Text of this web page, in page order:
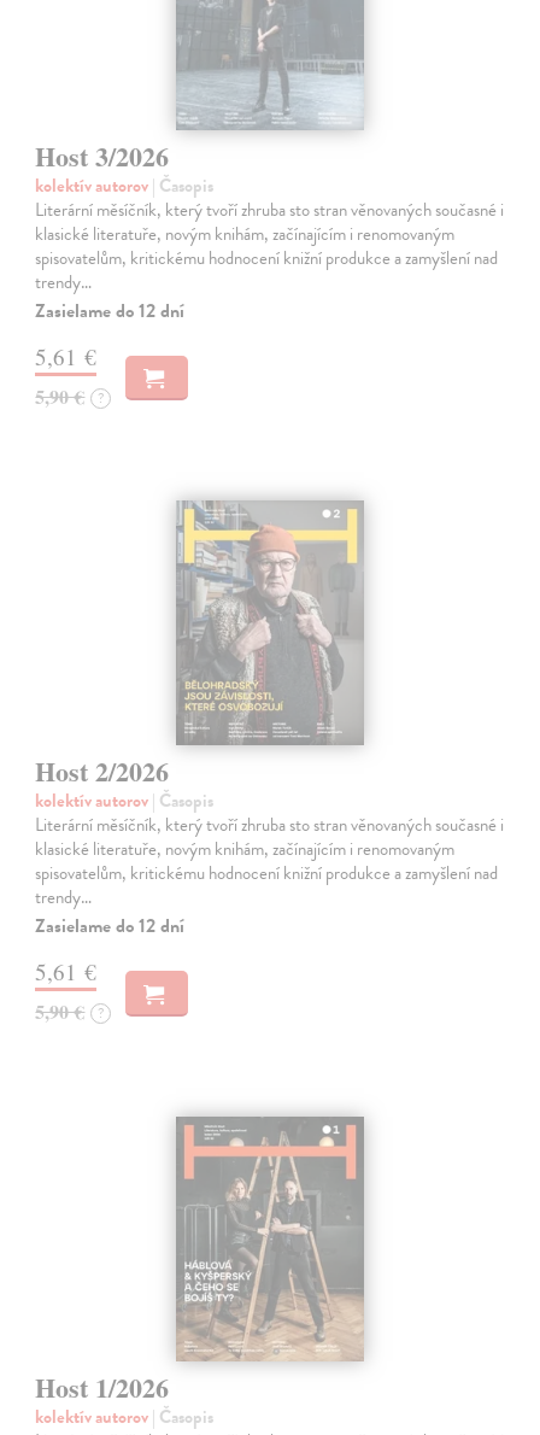
Host 3/2026
kolektív autorov| Časopis
Literární měsíčník, který tvoří zhruba sto stran věnovaných současné i
klasické literatuře, novým knihám, začínajícím i renomovaným
spisovatelům, kritickému hodnocení knižní produkce a zamyšlení nad
trendy…
Zasielame do 12 dní
5,61 €
5,90 € ?
Host 2/2026
kolektív autorov| Časopis
Literární měsíčník, který tvoří zhruba sto stran věnovaných současné i
klasické literatuře, novým knihám, začínajícím i renomovaným
spisovatelům, kritickému hodnocení knižní produkce a zamyšlení nad
trendy…
Zasielame do 12 dní
5,61 €
5,90 € ?
Host 1/2026
kolektív autorov| Časopis